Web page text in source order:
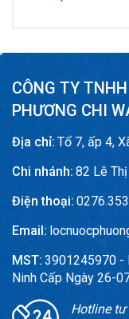
CÔNG TY
PHƯƠNG CHI
Địa chỉ: Tổ 7, ấp 4,
Chi nhánh: 82 Lê
Điện thoại:
Email:
MST: 3901245970 -
Ninh Cấp Ngày 26-
Hotline